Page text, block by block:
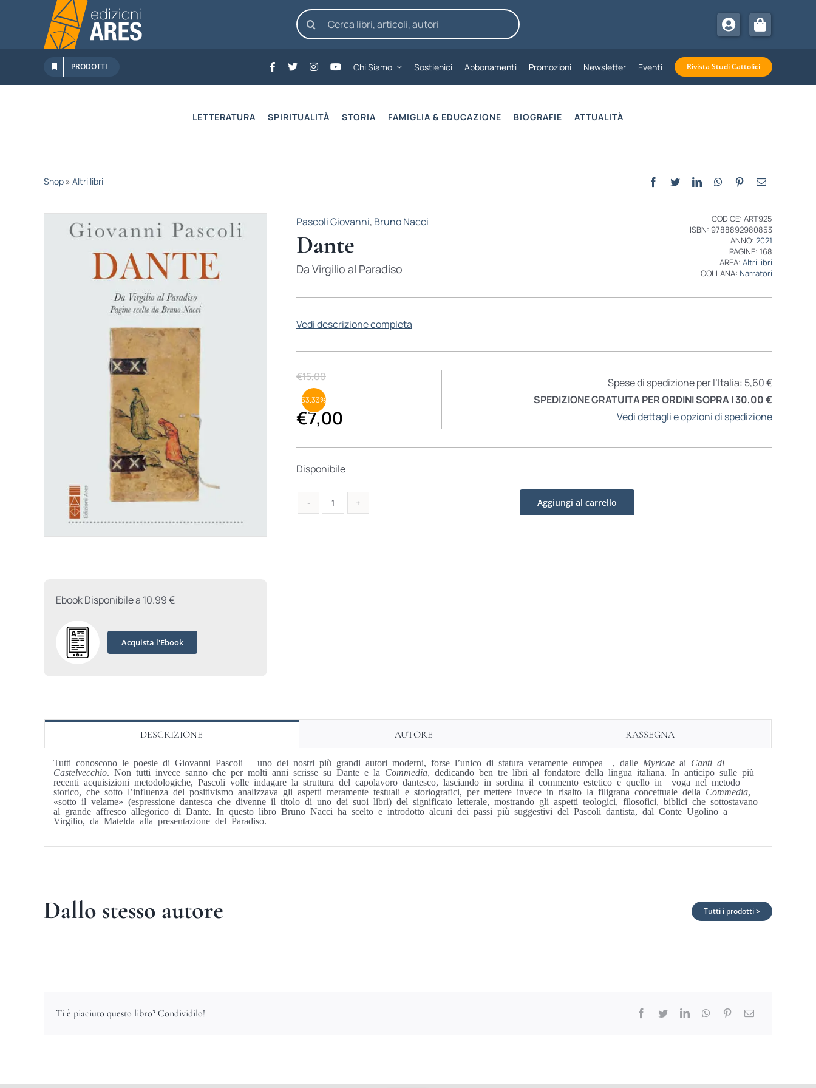
contenuto
Cerca
per:
PRODOTTI Chi Siamo Sostienici Abbonamenti Promozioni Newsletter Eventi Rivista Studi Cattolici
LETTERATURA SPIRITUALITÀ STORIA FAMIGLIA & EDUCAZIONE BIOGRAFIE ATTUALITÀ
Shop» Altri libri
Pascoli Giovanni, Bruno Nacci
Dante
Da Virgilio al Paradiso
CODICE: ART925
ISBN: 9788892980853
ANNO:2021
PAGINE: 168
AREA:Altri libri
COLLANA: Narratori
Vedi descrizione completa
€15,00
€7,00
53.33%
Spese di spedizione per l’Italia: 5,60 €
SPEDIZIONE GRATUITA PER ORDINI SOPRA I 30,00 €
Vedi dettagli e opzioni di spedizione
Disponibile
Dante
Aggiungi al carrello
Ebook Disponibile a 10.99 €
Acquista l'Ebook
DESCRIZIONE AUTORE RASSEGNA
Tutti conoscono le poesie di Giovanni Pascoli – uno dei nostri più grandi autori moderni, forse l’unico di statura veramente europea –, dalle Myricaeai Canti di
Castelvecchio. Non tutti invece sanno che per molti anni scrisse su Dante e la Commedia, dedicando ben tre libri al fondatore della lingua italiana. In anticipo sulle più
recenti acquisizioni metodologiche, Pascoli volle indagare la struttura del capolavoro dantesco, lasciando in sordina il commento estetico e quello in voga nel metodo
storico, che sotto l’influenza del positivismo analizzava gli aspetti meramente testuali e storiografici, per mettere invece in risalto la filigrana concettuale della Commedia,
«sotto il velame» (espressione dantesca che divenne il titolo di uno dei suoi libri) del significato letterale, mostrando gli aspetti teologici, filosofici, biblici che sottostavano
al grande affresco allegorico di Dante. In questo libro Bruno Nacci ha scelto e introdotto alcuni dei passi più suggestivi del Pascoli dantista, dal Conte Ugolino a
Virgilio, da Matelda alla presentazione del Paradiso.
Dallo stesso autore Tutti i prodotti >
Ti è piaciuto questo libro? Condividilo!